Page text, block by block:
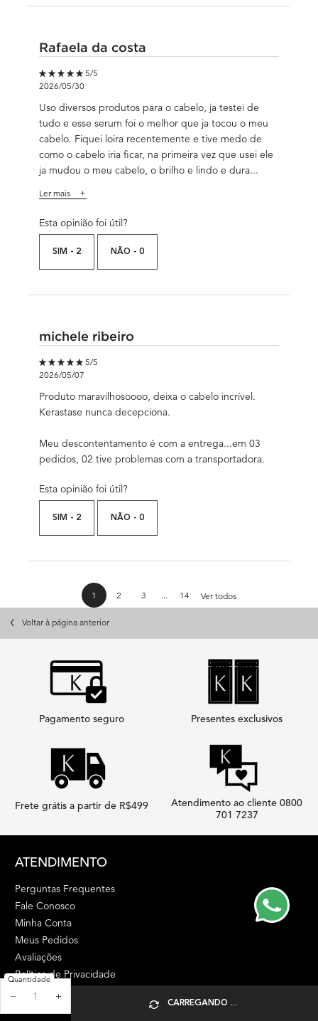
−
Quantidade
+
CARREGANDO ...
Rafaela da costa
5 out of 5 stars.
5/5
2026/05/30
Uso diversos produtos para o cabelo, ja testei de
tudo e esse serum foi o melhor que ja tocou o meu
cabelo. Fiquei loira recentemente e tive medo de
como o cabelo iria ficar, na primeira vez que usei ele
ja mudou o meu cabelo, o brilho e lindo e dura...
Ler mais
Esta opinião foi útil?
SIM - 2 NÃO - 0
michele ribeiro
5 out of 5 stars.
5/5
2026/05/07
Produto maravilhosoooo, deixa o cabelo incrível.
Kerastase nunca decepciona.
Meu descontentamento é com a entrega...em 03
pedidos, 02 tive problemas com a transportadora.
Esta opinião foi útil?
SIM - 2 NÃO - 0
Page 1 of 14. Current page
1 2 3 ... 14 Ver todos
Voltar à página anterior
Pagamento seguro Presentes exclusivos
Frete grátis a partir de R$499
Atendimento ao cliente 0800
701 7237
ATENDIMENTO
Perguntas Frequentes
Fale Conosco
Minha Conta
Meus Pedidos
Avaliações
Política de Privacidade
Termos & Condições